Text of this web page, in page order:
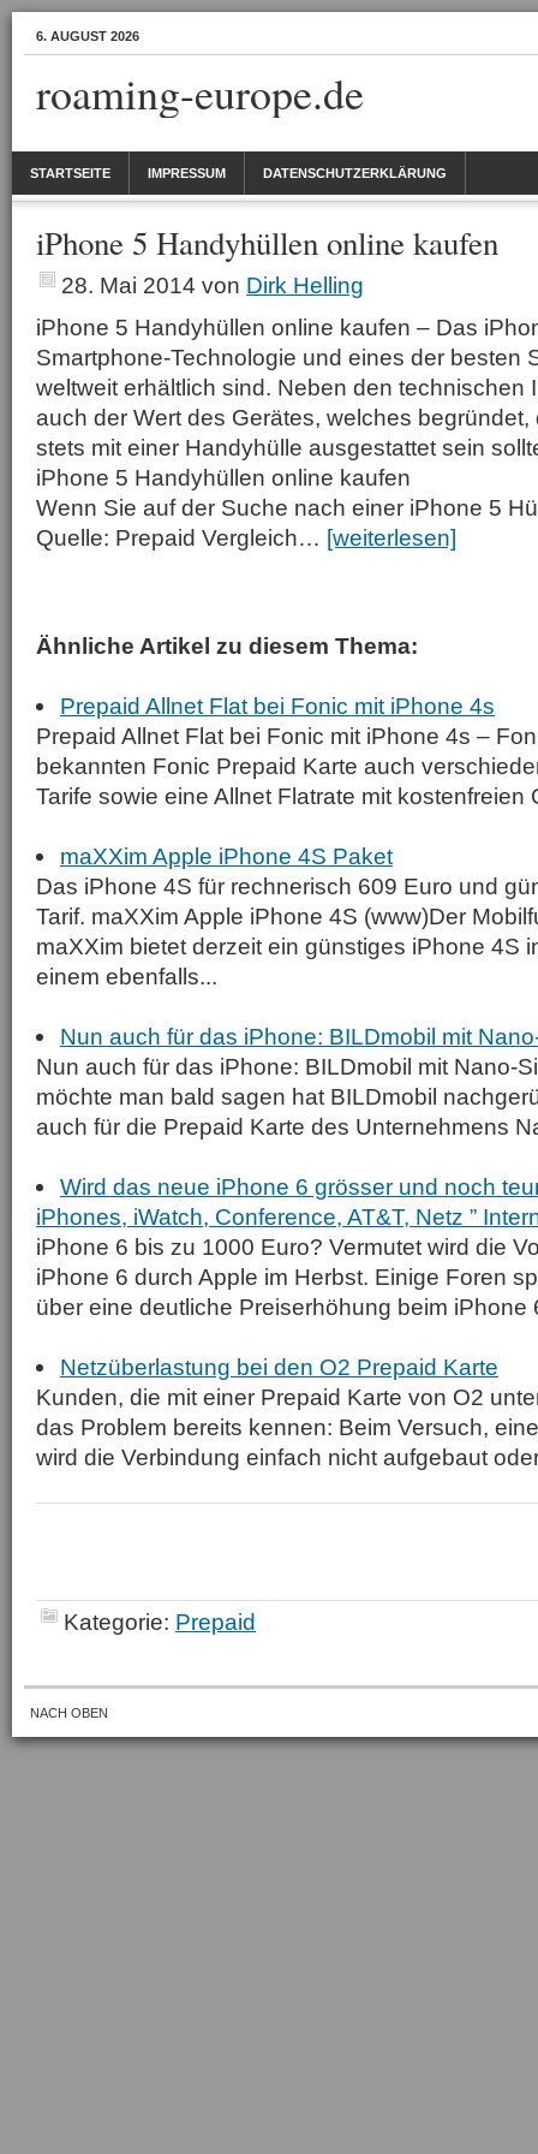
6. AUGUST 2026
roaming-europe.de
STARTSEITE IMPRESSUM DATENSCHUTZERKLÄRUNG
iPhone 5 Handyhüllen online kaufen
28. Mai 2014 von Dirk Helling
iPhone 5 Handyhüllen online kaufen – Das
Smartphone-Technologie und eines der besten
weltweit erhältlich sind. Neben den technischen
auch der Wert des Gerätes, welches
stets mit einer Handyhülle ausgestattet sein
iPhone 5 Handyhüllen online kaufen
Wenn Sie auf der Suche nach einer iPhone 5
Quelle: Prepaid Vergleich… [weiterlesen]
Ähnliche Artikel zu diesem Thema:
Prepaid Allnet Flat bei Fonic mit iPhone 4s
Prepaid Allnet Flat bei Fonic mit iPhone 4s –
bekannten Fonic Prepaid Karte auch
Tarife sowie eine Allnet Flatrate mit kostenfreien
maXXim Apple iPhone 4S Paket
Das iPhone 4S für rechnerisch 609 Euro und
Tarif. maXXim Apple iPhone 4S (www)Der
maXXim bietet derzeit ein günstiges iPhone 4S
einem ebenfalls...
Nun auch für das iPhone: BILDmobil mit
Nun auch für das iPhone: BILDmobil mit Nano-
möchte man bald sagen hat BILDmobil
auch für die Prepaid Karte des Unternehmens
Wird das neue iPhone 6 grösser und noch
iPhones, iWatch, Conference, AT&T, Netz ”
iPhone 6 bis zu 1000 Euro? Vermutet wird die
iPhone 6 durch Apple im Herbst. Einige Foren
über eine deutliche Preiserhöhung beim iPhone
Netzüberlastung bei den O2 Prepaid Karte
Kunden, die mit einer Prepaid Karte von O2
das Problem bereits kennen: Beim Versuch,
wird die Verbindung einfach nicht aufgebaut
Kategorie: Prepaid
NACH OBEN